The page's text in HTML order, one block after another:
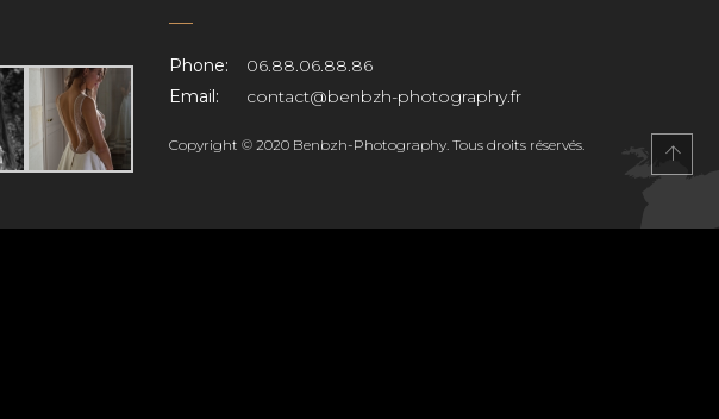
Phone:
06.88.06.88.86
Email:
contact@benbzh-photography.fr
Copyright © 2020 Benbzh-Photography. Tous droits réservés.